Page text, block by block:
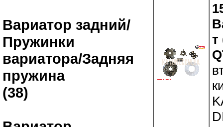
Вариатор задний/
Пружинки
вариатора/Задняя
пружина
(38)
т